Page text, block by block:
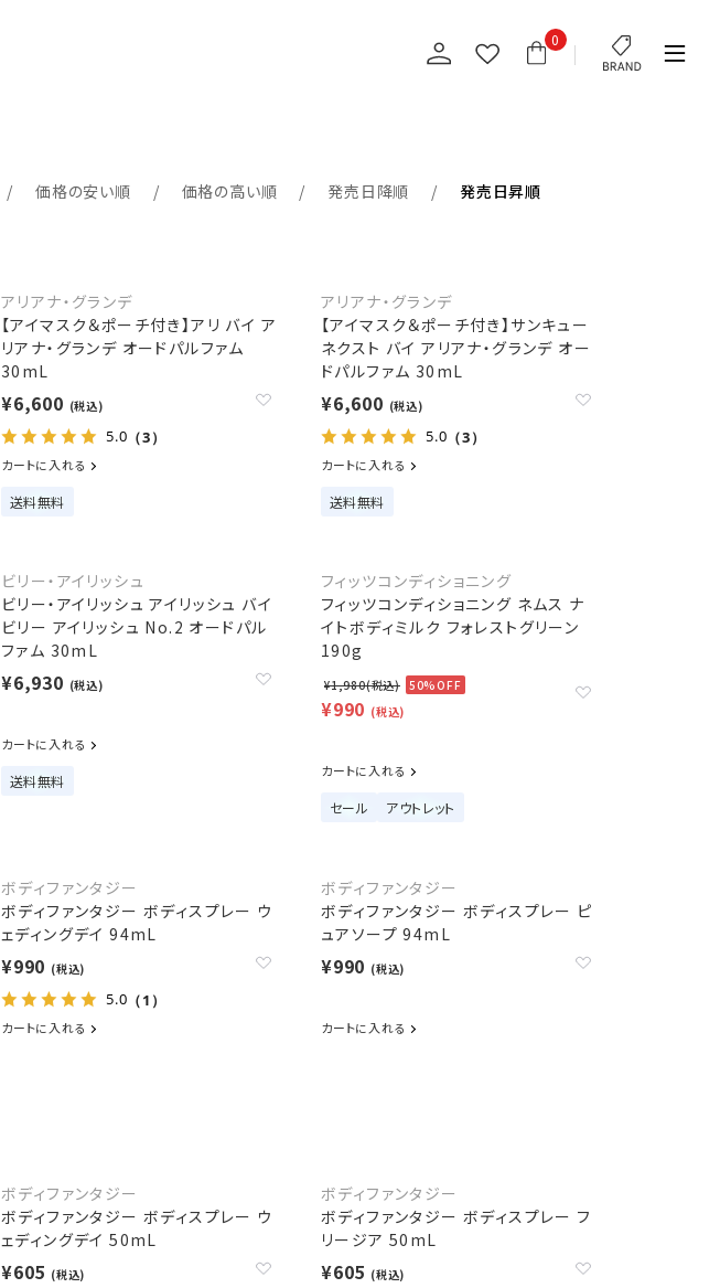
0
価格の安い順 価格の高い順 発売日降順 発売日昇順
アリアナ・グランデ
【アイマスク＆ポーチ付き】アリ バイ ア
リアナ・グランデ オードパルファム
30mL
¥6,600 (税込)
5.0 （3）
カートに入れる
送料無料
アリアナ・グランデ
【アイマスク＆ポーチ付き】サンキュー
ネクスト バイ アリアナ・グランデ オー
ドパルファム 30mL
¥6,600 (税込)
5.0 （3）
カートに入れる
送料無料
ビリー・アイリッシュ
ビリー・アイリッシュ アイリッシュ バイ
ビリー アイリッシュ No.2 オードパル
ファム 30mL
¥6,930 (税込)
カートに入れる
送料無料
フィッツコンディショニング
フィッツコンディショニング ネムス ナ
イトボディミルク フォレストグリーン
190g
¥1,980(税込) 50%OFF
¥990 (税込)
カートに入れる
セール アウトレット
ボディファンタジー
ボディファンタジー ボディスプレー ウ
ェディングデイ 94mL
¥990 (税込)
5.0 （1）
カートに入れる
ボディファンタジー
ボディファンタジー ボディスプレー ピ
ュアソープ 94mL
¥990 (税込)
カートに入れる
ボディファンタジー
ボディファンタジー ボディスプレー ウ
ェディングデイ 50mL
¥605 (税込)
ボディファンタジー
ボディファンタジー ボディスプレー フ
リージア 50mL
¥605 (税込)